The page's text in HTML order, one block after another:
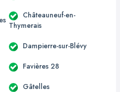
Châteauneuf-en-
Thymerais
Dampierre-sur-Blévy
Favières 28
Gâtelles